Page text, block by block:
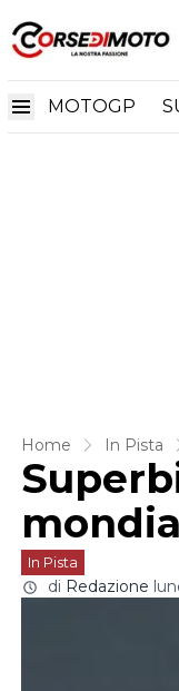
MOTOGP
Home In Pista
In Pista
di Redazione